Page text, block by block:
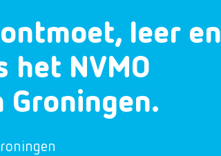
ontmoet, leer en
het NVMO
Groningen.